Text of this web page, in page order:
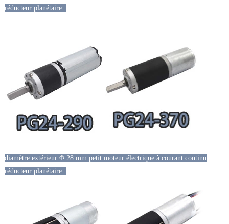
réducteur planétaire :
diamètre extérieur Φ 28 mm petit moteur électrique à courant continu
réducteur planétaire :